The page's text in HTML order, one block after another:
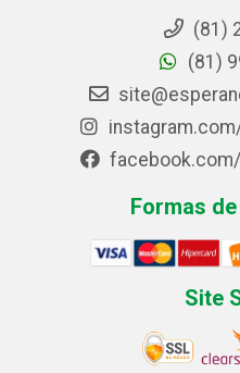
(81)
(81)
Formas
Site